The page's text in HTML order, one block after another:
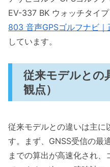
EV-337 BK ウォッチタイ
803 音声GPSゴルフナビ
しています。
従来モデルとの
観点）
従来モデルとの違いは主に
す。まず、GNSS受信の最
までの算出が高速化され